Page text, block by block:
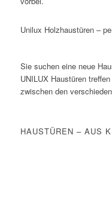
Unilux Holzhaustüren –
Sie suchen eine neue
UNILUX Haustüren
zwischen den
HAUSTÜREN – AUS